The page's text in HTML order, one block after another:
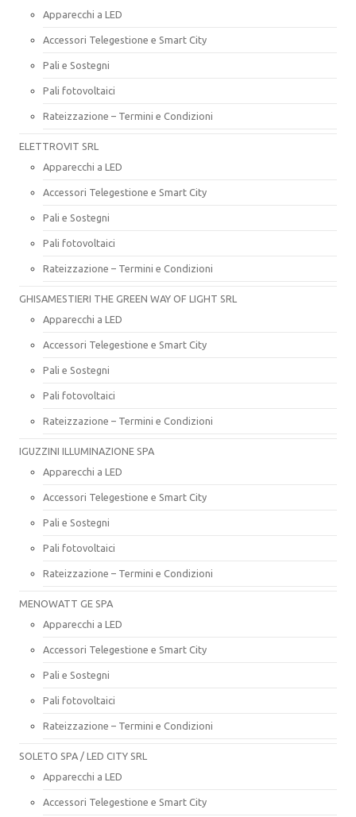
Apparecchi a LED
Accessori Telegestione e Smart City
Pali e Sostegni
Pali fotovoltaici
Rateizzazione – Termini e Condizioni
ELETTROVIT SRL
Apparecchi a LED
Accessori Telegestione e Smart City
Pali e Sostegni
Pali fotovoltaici
Rateizzazione – Termini e Condizioni
GHISAMESTIERI THE GREEN WAY OF LIGHT SRL
Apparecchi a LED
Accessori Telegestione e Smart City
Pali e Sostegni
Pali fotovoltaici
Rateizzazione – Termini e Condizioni
IGUZZINI ILLUMINAZIONE SPA
Apparecchi a LED
Accessori Telegestione e Smart City
Pali e Sostegni
Pali fotovoltaici
Rateizzazione – Termini e Condizioni
MENOWATT GE SPA
Apparecchi a LED
Accessori Telegestione e Smart City
Pali e Sostegni
Pali fotovoltaici
Rateizzazione – Termini e Condizioni
SOLETO SPA / LED CITY SRL
Apparecchi a LED
Accessori Telegestione e Smart City